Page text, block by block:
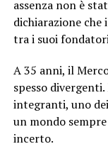
assenza non è
dichiarazione che
tra i suoi
A 35 anni, il
spesso
integranti, uno
un mondo
incerto.